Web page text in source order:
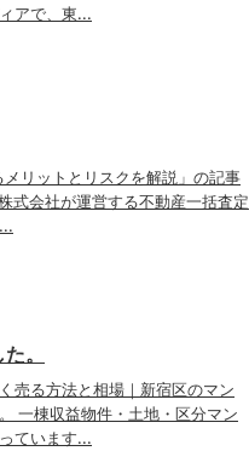
アで、東...
リットとリスクを解説」の記事
式会社が運営する不動産一括査定
。
売る方法と相場｜新宿区のマン
一棟収益物件・土地・区分マン
ています...